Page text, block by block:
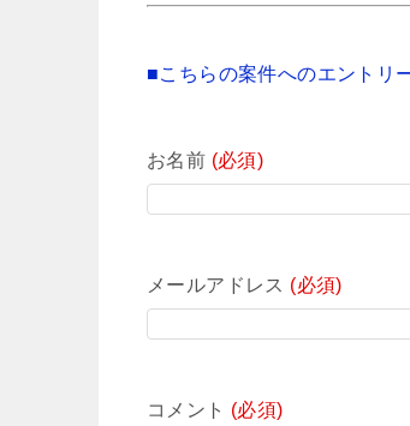
■こちらの案件へのエントリ
お名前 (必須)
メールアドレス (必須)
コメント (必須)